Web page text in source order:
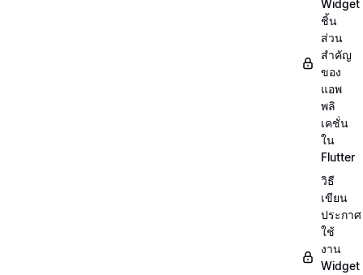
Widget
ชิ้น
ส่วน
สำคัญ
ของ
แอพ
พลิ
เคชั่น
ใน
Flutter
วิธี
เขียน
ประกาศ
ใช้
งาน
Widget